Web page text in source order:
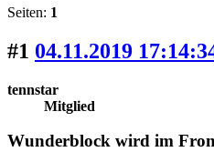
Seiten: 1
#1 04.11.2019
tennstar
Mitglied
Wunderblock wird im